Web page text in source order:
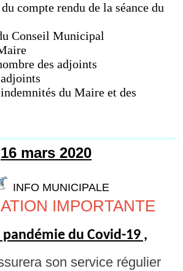
compte rendu de la séance du
Conseil Municipal
des adjoints
du Maire et des
16 mars 2020
INFO MUNICIPALE
IMPORTANTE
pandémie du Covid-19 ,
son service régulier